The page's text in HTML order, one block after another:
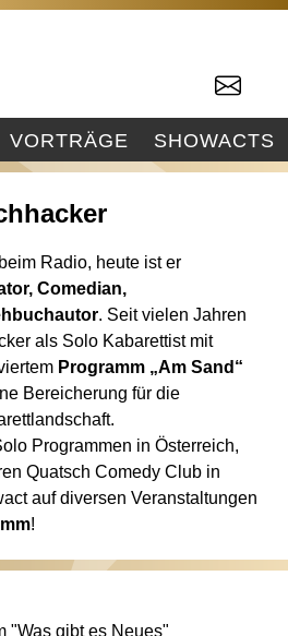
VORTRÄGE SHOWACTS
Radio, heute ist er
Comedian,
. Seit vielen Jahren
als Solo Kabarettist mit
Programm „Am Sand“
Bereicherung für die
Programmen in Österreich,
Quatsch Comedy Club in
auf diversen Veranstaltungen
!
"Was gibt es Neues"